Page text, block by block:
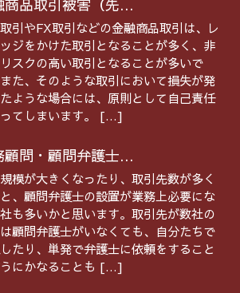
商品取引被害（先...
引やFX取引などの金融商品取引は、レ
ジをかけた取引となることが多く、非
スクの高い取引となることが多いで
た、そのような取引において損失が発
ような場合には、原則として自己責任
てしまいます。 […]
顧問・顧問弁護士...
模が大きくなったり、取引先数が多く
、顧問弁護士の設置が業務上必要にな
も多いかと思います。取引先が数社の
顧問弁護士がいなくても、自分たちで
たり、単発で弁護士に依頼をすること
にかなることも […]